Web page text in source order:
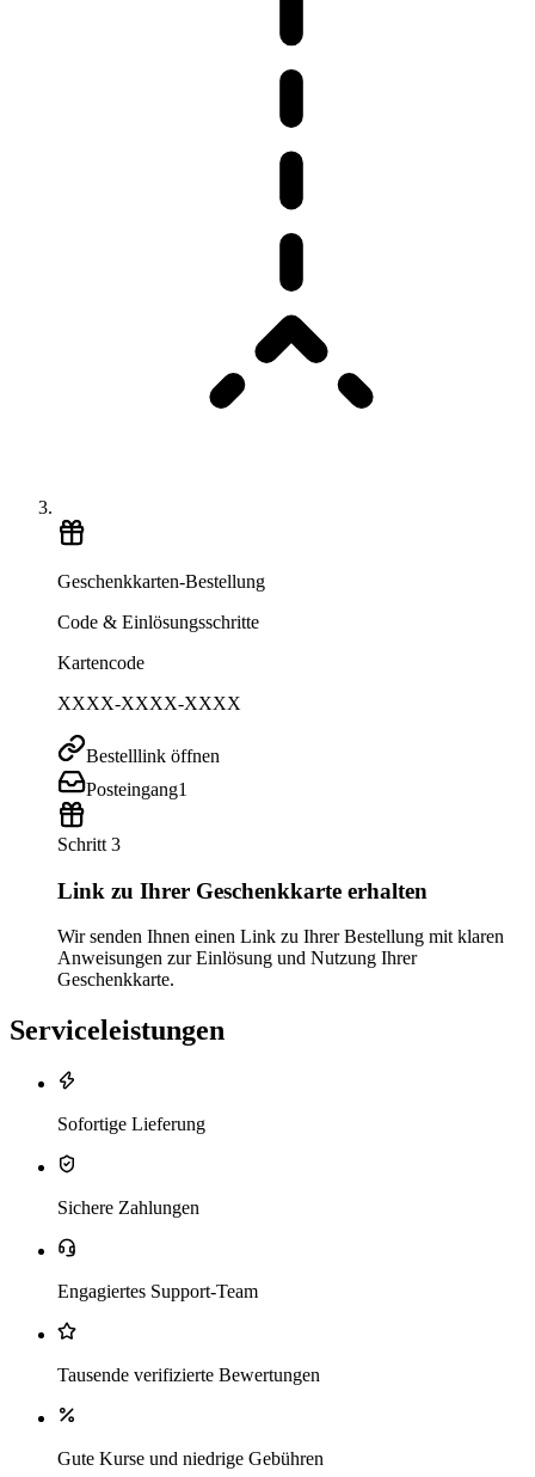
Geschenkkarten-Bestellung
Code & Einlösungsschritte
Kartencode
XXXX-XXXX-XXXX
Bestelllink öffnen
Posteingang1
Schritt 3
Link zu Ihrer Geschenkkarte erhalten
Wir senden Ihnen einen Link zu Ihrer Bestellung mit klaren
Anweisungen zur Einlösung und Nutzung Ihrer
Geschenkkarte.
Serviceleistungen
Sofortige Lieferung
Sichere Zahlungen
Engagiertes Support-Team
Tausende verifizierte Bewertungen
Gute Kurse und niedrige Gebühren